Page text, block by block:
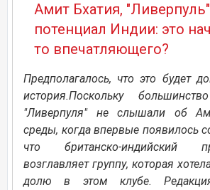
Амит Бхатия,
потенциал Индии: это
то впечатляющего?
Предполагалось, что это будет
история.Поскольку
"Ливерпуля" не слышали об
среды, когда впервые появилось
что британско-индийский
возглавляет группу, которая
долю в этом клубе.